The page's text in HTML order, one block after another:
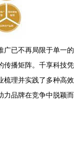
广已不再局限于单一的
传播矩阵。千享科技凭
梳理并实践了多种高效
力品牌在竞争中脱颖而